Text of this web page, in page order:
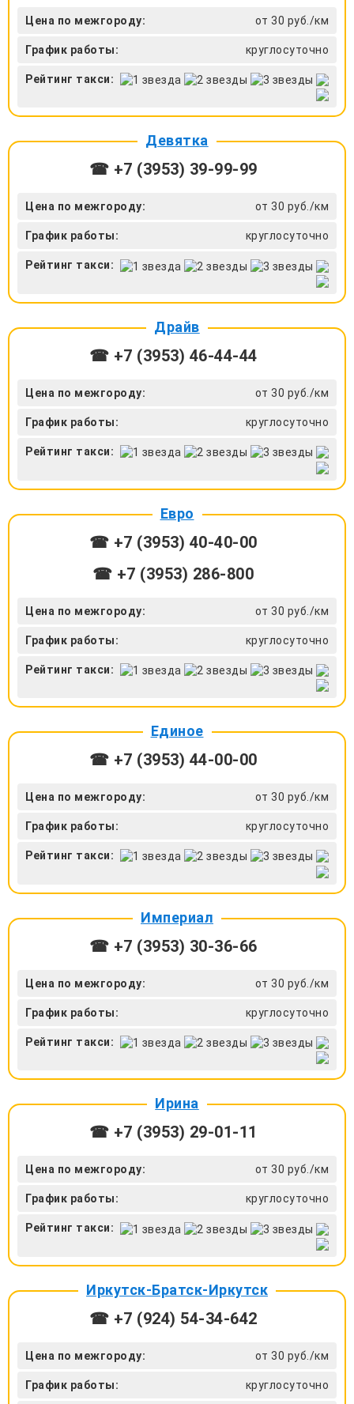
Цена по межгороду: от 30 руб./км
График работы: круглосуточно
Рейтинг такси:
Девятка
☎ +7 (3953) 39-99-99
Цена по межгороду: от 30 руб./км
График работы: круглосуточно
Рейтинг такси:
Драйв
☎ +7 (3953) 46-44-44
Цена по межгороду: от 30 руб./км
График работы: круглосуточно
Рейтинг такси:
Евро
☎ +7 (3953) 40-40-00
☎ +7 (3953) 286-800
Цена по межгороду: от 30 руб./км
График работы: круглосуточно
Рейтинг такси:
Единое
☎ +7 (3953) 44-00-00
Цена по межгороду: от 30 руб./км
График работы: круглосуточно
Рейтинг такси:
Империал
☎ +7 (3953) 30-36-66
Цена по межгороду: от 30 руб./км
График работы: круглосуточно
Рейтинг такси:
Ирина
☎ +7 (3953) 29-01-11
Цена по межгороду: от 30 руб./км
График работы: круглосуточно
Рейтинг такси:
Иркутск-Братск-Иркутск
☎ +7 (924) 54-34-642
Цена по межгороду: от 30 руб./км
График работы: круглосуточно